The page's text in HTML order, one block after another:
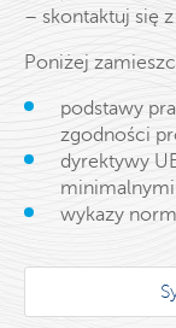
– skontaktuj się
Poniżej
podstawy
zgodności
dyrektywy
wykazy